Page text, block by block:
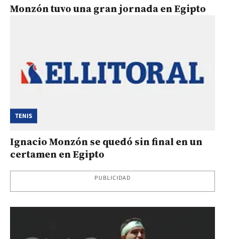
Monzón tuvo una gran jornada en Egipto
TENIS
Ignacio Monzón se quedó sin final en un
certamen en Egipto
PUBLICIDAD